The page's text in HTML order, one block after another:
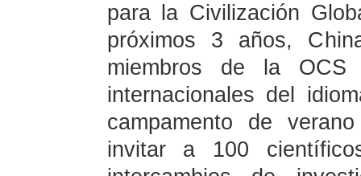
para la Civilización
próximos 3 años,
miembros de la OCS
internacionales del
campamento de
invitar a 100